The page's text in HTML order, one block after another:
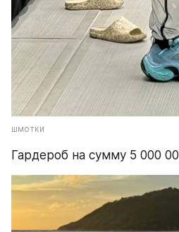
шмотки
Гардероб на сумму 5 000